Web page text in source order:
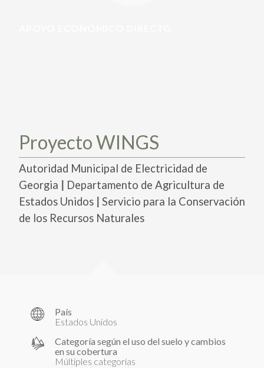
Proyecto WINGS
Autoridad Municipal de Electricidad de
Georgia | Departamento de Agricultura de
Estados Unidos | Servicio para la Conservación
de los Recursos Naturales
País
Estados Unidos
Categoría según el uso del suelo y cambios
en su cobertura
Múltiples categorías